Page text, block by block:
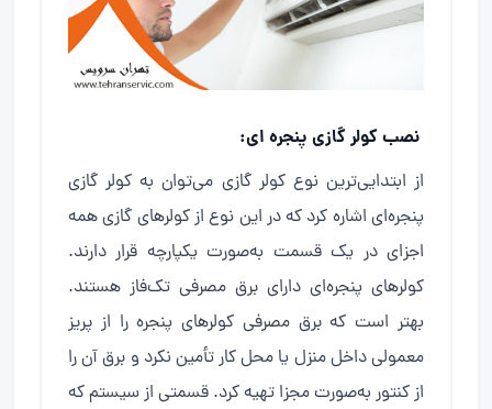
نصب کولر گازی پنجره ای:
از ابتدایی‌ترین نوع کولر گازی می‌توان به کولر گازی
پنجره‌ای اشاره کرد که در این نوع از کولرهای گازی همه
اجزای در یک قسمت به‌صورت یکپارچه قرار دارند.
کولرهای پنجره‌ای دارای برق مصرفی تک‌فاز هستند.
بهتر است که برق مصرفی کولرهای پنجره را از پریز
معمولی داخل منزل یا محل کار تأمین نکرد و برق آن را
از کنتور به‌صورت مجزا تهیه کرد. قسمتی از سیستم که